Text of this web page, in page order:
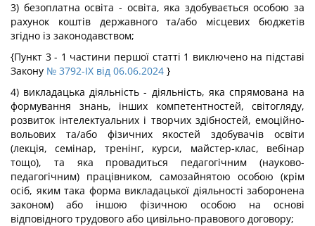
3) безоплатна освіта - освіта, яка здобувається особою за
рахунок коштів державного та/або місцевих бюджетів
згідно із законодавством;
{Пункт 3 - 1 частини першої статті 1 виключено на підставі
Закону № 3792-IX від 06.06.2024 }
4) викладацька діяльність - діяльність, яка спрямована на
формування знань, інших компетентностей, світогляду,
розвиток інтелектуальних і творчих здібностей, емоційно-
вольових та/або фізичних якостей здобувачів освіти
(лекція, семінар, тренінг, курси, майстер-клас, вебінар
тощо), та яка провадиться педагогічним (науково-
педагогічним) працівником, самозайнятою особою (крім
осіб, яким така форма викладацької діяльності заборонена
законом) або іншою фізичною особою на основі
відповідного трудового або цивільно-правового договору;